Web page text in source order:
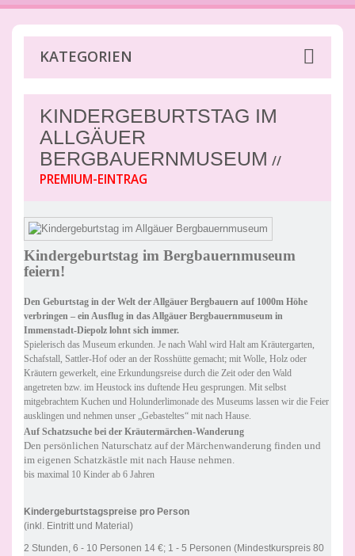
KATEGORIEN
KINDERGEBURTSTAG IM
ALLGÄUER
BERGBAUERNMUSEUM //
PREMIUM-EINTRAG
Kindergeburtstag im Bergbauernmuseum
feiern!
Den Geburtstag in der Welt der Allgäuer Bergbauern auf 1000m Höhe
verbringen – ein Ausflug in das Allgäuer Bergbauernmuseum in
Immenstadt-Diepolz lohnt sich immer.
Spielerisch das Museum erkunden. Je nach Wahl wird Halt am Kräutergarten,
Schafstall, Sattler-Hof oder an der Rosshütte gemacht; mit Wolle, Holz oder
Kräutern gewerkelt, eine Erkundungsreise durch die Zeit oder den Wald
angetreten bzw. im Heustock ins duftende Heu gesprungen. Mit selbst
mitgebrachtem Kuchen und Holunderlimonade des Museums lassen wir die Feier
ausklingen und nehmen unser „Gebasteltes“ mit nach Hause.
Auf Schatzsuche bei der Kräutermärchen-Wanderung
Den persönlichen Naturschatz auf der Märchenwanderung finden und
im eigenen Schatzkästle mit nach Hause nehmen.
bis maximal 10 Kinder ab 6 Jahren
Kindergeburtstagspreise pro Person
(inkl. Eintritt und Material)
2 Stunden, 6 - 10 Personen 14 €; 1 - 5 Personen (Mindestkurspreis 80